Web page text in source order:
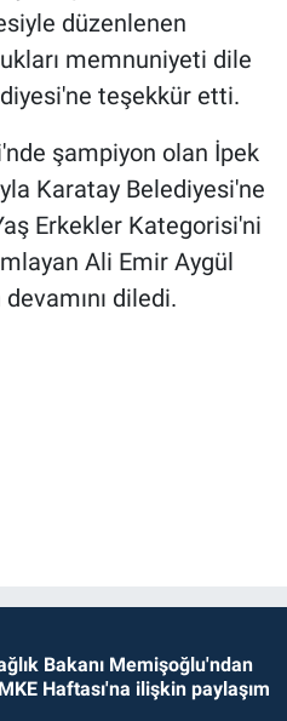
düzenlenen
memnuniyeti dile
teşekkür etti.
şampiyon olan İpek
Karatay Belediyesi'ne
Erkekler Kategorisi'ni
Ali Emir Aygül
diledi.
Bakanı Memişoğlu'ndan
Haftası'na ilişkin paylaşım